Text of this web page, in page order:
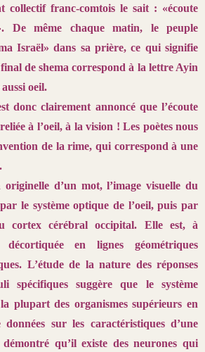
collectif franc-comtois le sait : «écoute
De même chaque matin, le peuple
Israël» dans sa prière, ce qui signifie
final de shema correspond à la lettre Ayin
oeil.
donc clairement annoncé que l’écoute
à l’oeil, à la vision ! Les poètes nous
de la rime, qui correspond à une
d’un mot, l’image visuelle du
le système optique de l’oeil, puis par
cortex cérébral occipital. Elle est, à
décortiquée enlignes géométriques
L’étude de la nature des réponses
spécifiques suggère que le système
plupart des organismes supérieurs en
données sur les caractéristiques d’une
démontré qu’il existe des neurones qui